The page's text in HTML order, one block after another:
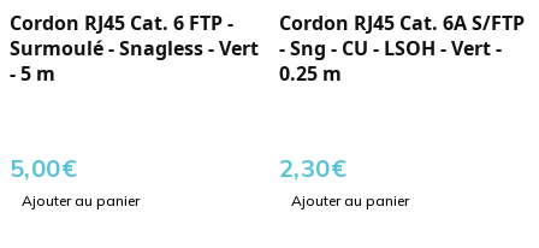
Cordon RJ45 Cat. 6 FTP -
Surmoulé - Snagless - Vert
- 5 m
5,00€
Ajouter au panier
Cordon RJ45 Cat. 6A S/FTP
- Sng - CU - LSOH - Vert -
0.25 m
2,30€
Ajouter au panier